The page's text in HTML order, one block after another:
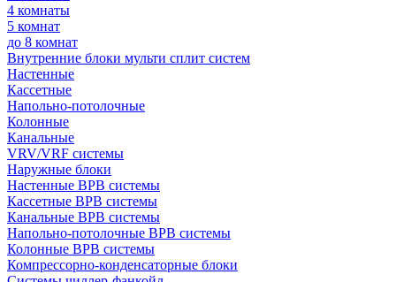
4 комнаты
5 комнат
до 8 комнат
Внутренние блоки мульти сплит систем
Настенные
Кассетные
Напольно-потолочные
Колонные
Канальные
VRV/VRF системы
Наружные блоки
Настенные ВРВ системы
Кассетные ВРВ системы
Канальные ВРВ системы
Напольно-потолочные ВРВ системы
Колонные ВРВ системы
Компрессорно-конденсаторные блоки